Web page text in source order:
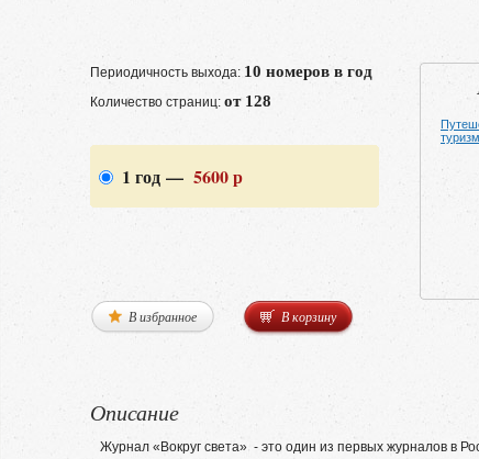
Периодичность выхода: 10 номеров в год
Количество страниц: от 128
1 год — 5600 р
туризм
В избранное В корзину
Описание
Журнал «Вокруг света» - это один из первых журналов в